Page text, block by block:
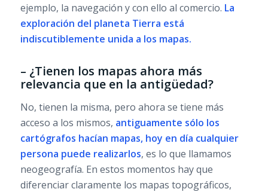
ejemplo, la navegación y con ello al comercio. La
exploración del planeta Tierra está
indiscutiblemente unida a los mapas.
– ¿Tienen los mapas ahora más
relevancia que en la antigüedad?
No, tienen la misma, pero ahora se tiene más
acceso a los mismos, antiguamente sólo los
cartógrafos hacían mapas, hoy en día cualquier
persona puede realizarlos, es lo que llamamos
neogeografía. En estos momentos hay que
diferenciar claramente los mapas topográficos,